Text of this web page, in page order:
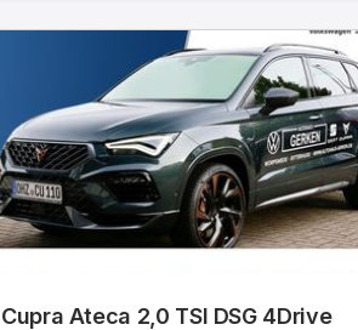
Cupra Ateca 2,0 TSI DSG 4Drive